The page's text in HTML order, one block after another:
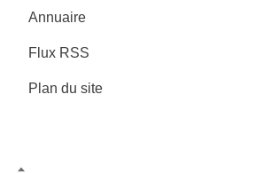
Annuaire
Flux RSS
Plan du site